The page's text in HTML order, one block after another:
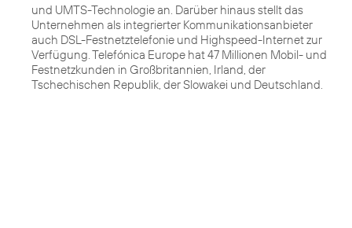
und UMTS-Technologie an. Darüber hinaus stellt das
Unternehmen als integrierter Kommunikationsanbieter
auch DSL-Festnetztelefonie und Highspeed-Internet zur
Verfügung. Telefónica Europe hat 47 Millionen Mobil- und
Festnetzkunden in Großbritannien, Irland, der
Tschechischen Republik, der Slowakei und Deutschland.